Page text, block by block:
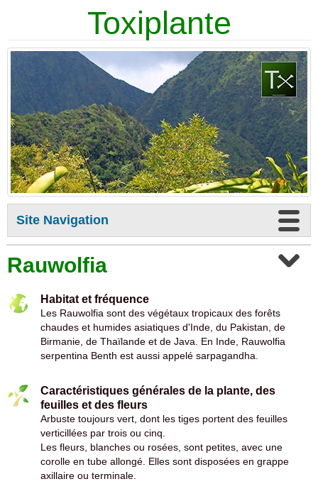
Toxiplante
Site Navigation
Rauwolfia
Habitat et fréquence
Les Rauwolfia sont des végétaux tropicaux des forêts
chaudes et humides asiatiques d'Inde, du Pakistan, de
Birmanie, de Thaïlande et de Java. En Inde, Rauwolfia
serpentina Benth est aussi appelé sarpagandha.
Caractéristiques générales de la plante, des
feuilles et des fleurs
Arbuste toujours vert, dont les tiges portent des feuilles
verticillées par trois ou cinq.
Les fleurs, blanches ou rosées, sont petites, avec une
corolle en tube allongé. Elles sont disposées en grappe
axillaire ou terminale.